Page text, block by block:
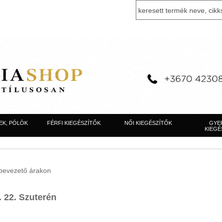
PÓLÓK FÉRFI KIEGÉSZÍTŐK NŐI KIEGÉSZÍTŐK
árakon
22. Szuterén